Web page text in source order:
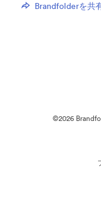
Brandfolderを共
©2026